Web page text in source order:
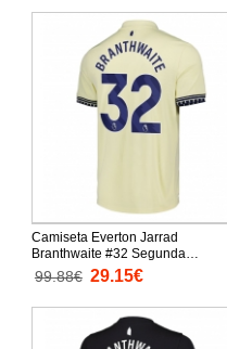
Camiseta Everton Jarrad
Branthwaite #32 Segunda
Equipación Replica 2025-26
mangas cortas
99.88€ 29.15€